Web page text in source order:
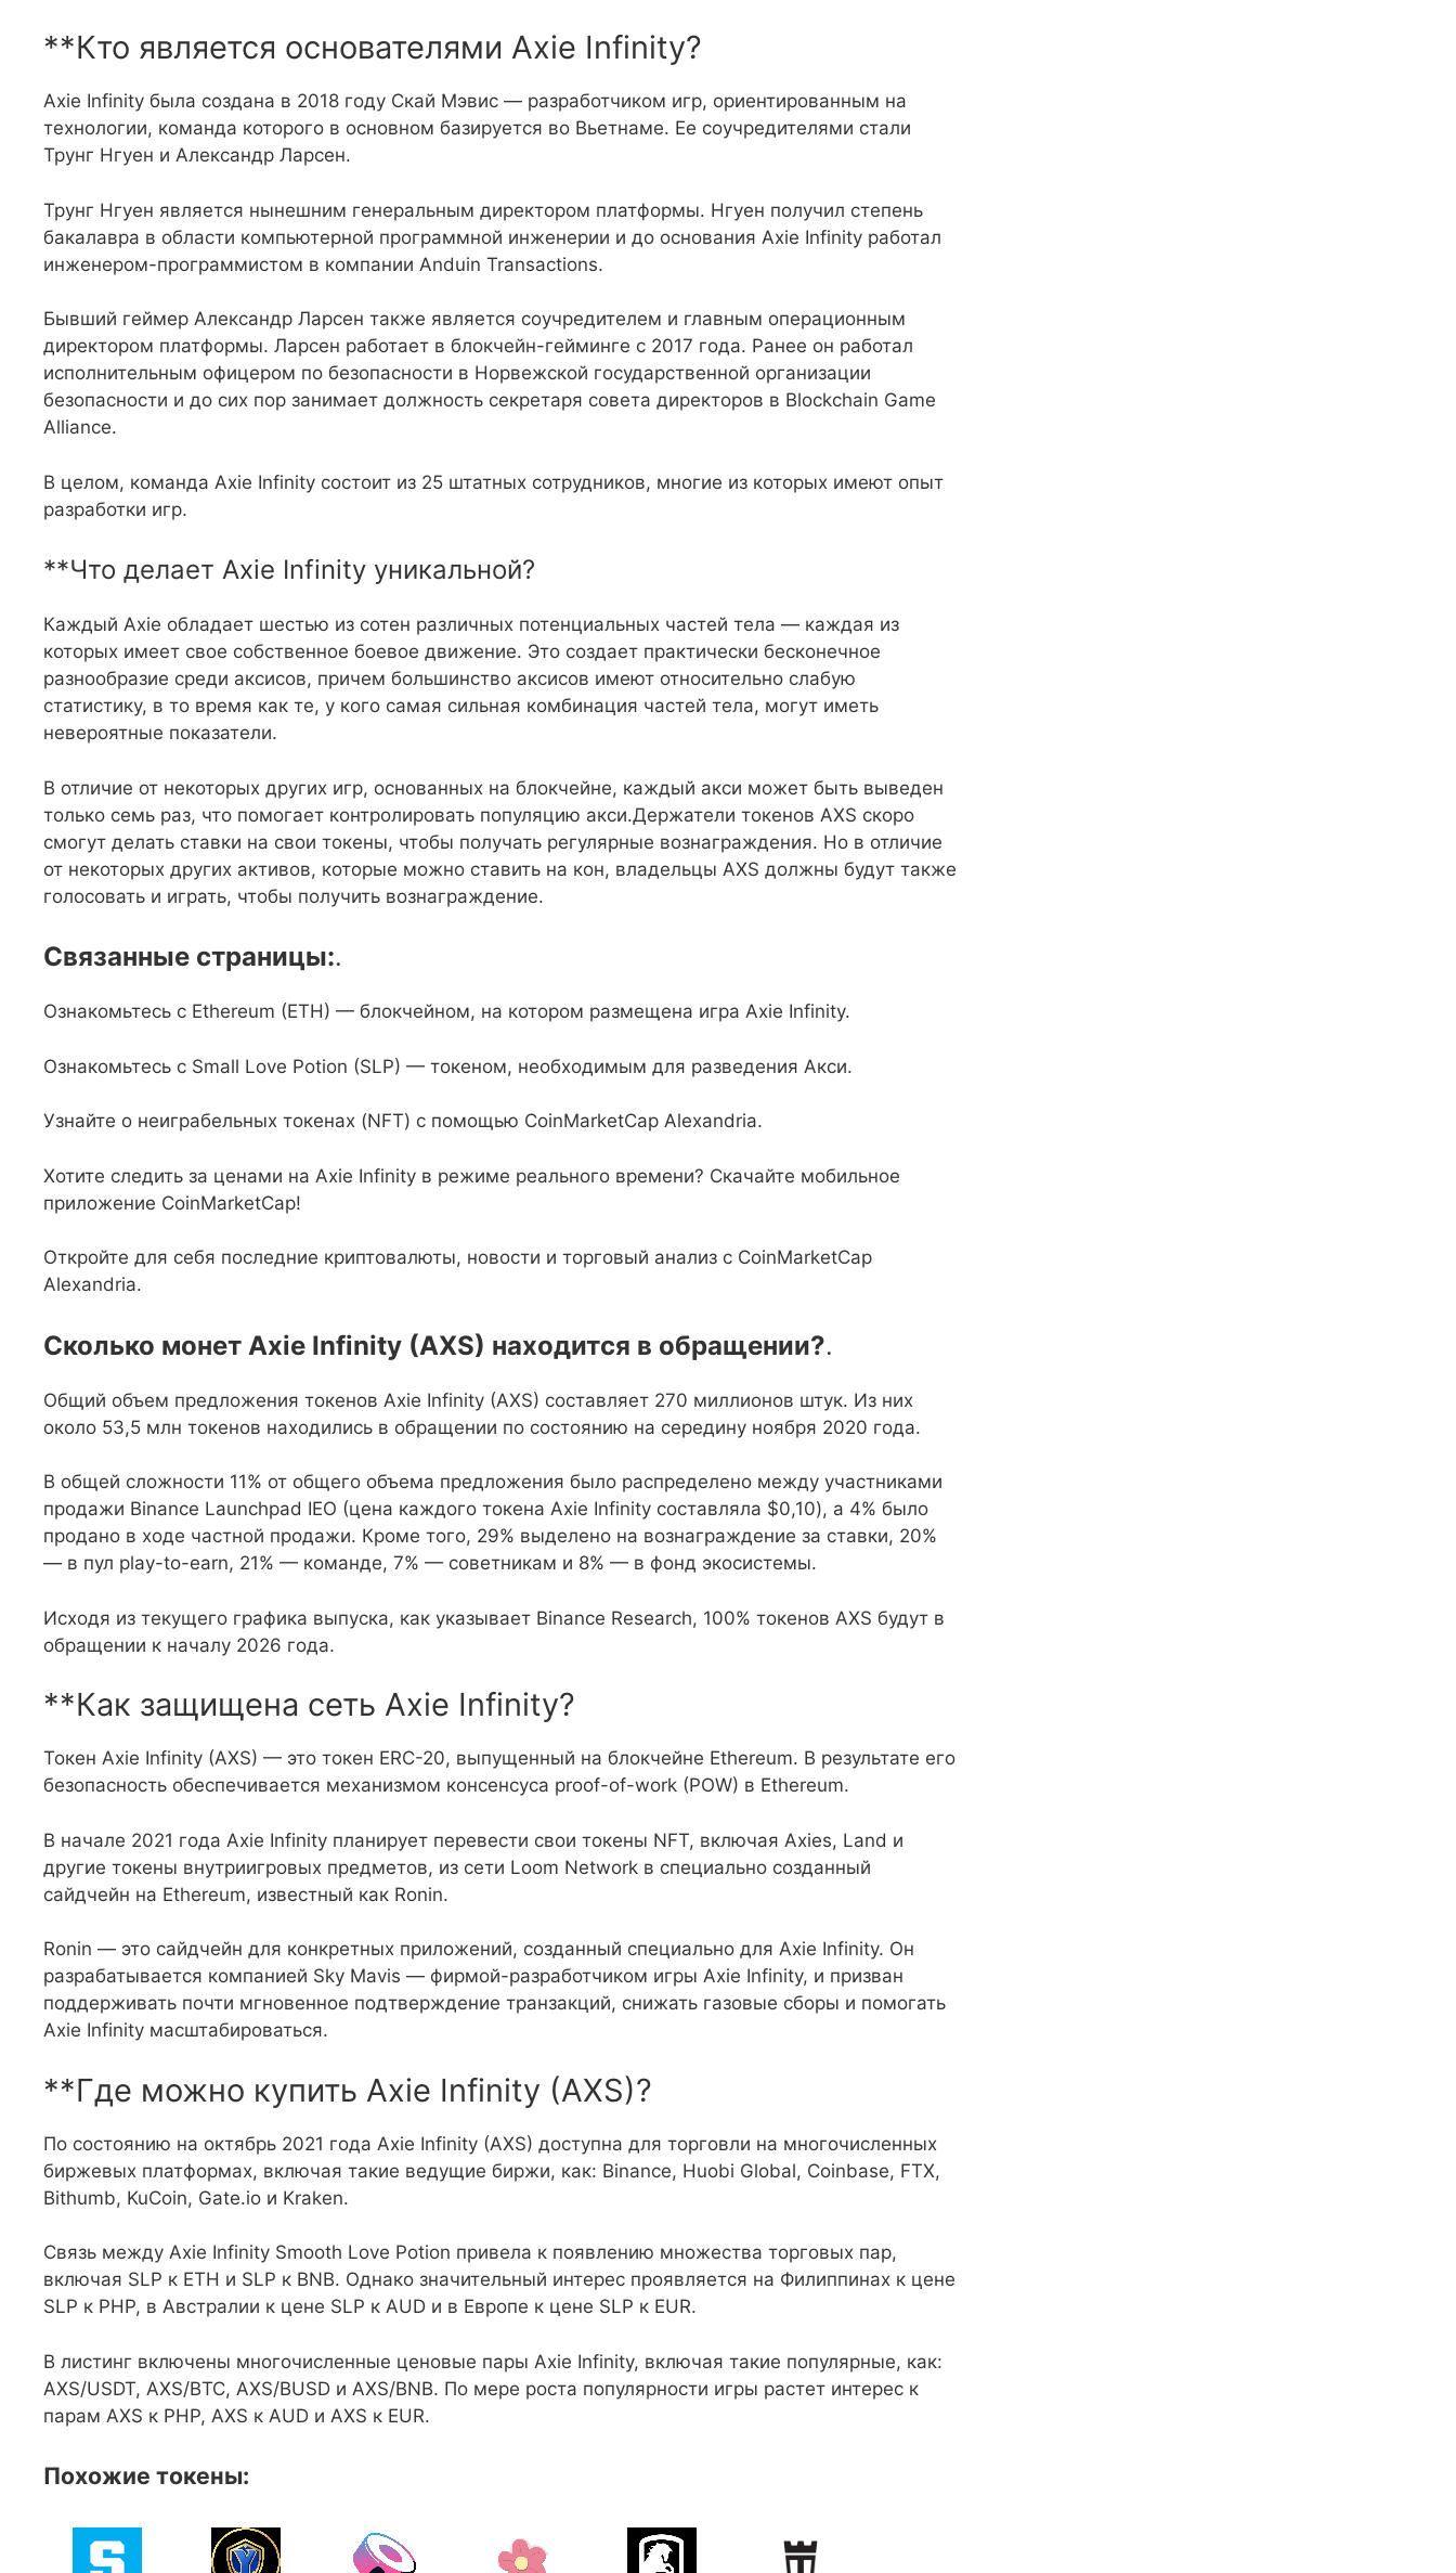
**Кто является основателями Axie Infinity?
Axie Infinity была создана в 2018 году Скай Мэвис — разработчиком игр, ориентированным на
технологии, команда которого в основном базируется во Вьетнаме. Ее соучредителями стали
Трунг Нгуен и Александр Ларсен.
Трунг Нгуен является нынешним генеральным директором платформы. Нгуен получил степень
бакалавра в области компьютерной программной инженерии и до основания Axie Infinity работал
инженером-программистом в компании Anduin Transactions.
Бывший геймер Александр Ларсен также является соучредителем и главным операционным
директором платформы. Ларсен работает в блокчейн-гейминге с 2017 года. Ранее он работал
исполнительным офицером по безопасности в Норвежской государственной организации
безопасности и до сих пор занимает должность секретаря совета директоров в Blockchain Game
Alliance.
В целом, команда Axie Infinity состоит из 25 штатных сотрудников, многие из которых имеют опыт
разработки игр.
**Что делает Axie Infinity уникальной?
Каждый Axie обладает шестью из сотен различных потенциальных частей тела — каждая из
которых имеет свое собственное боевое движение. Это создает практически бесконечное
разнообразие среди аксисов, причем большинство аксисов имеют относительно слабую
статистику, в то время как те, у кого самая сильная комбинация частей тела, могут иметь
невероятные показатели.
В отличие от некоторых других игр, основанных на блокчейне, каждый акси может быть выведен
только семь раз, что помогает контролировать популяцию акси.Держатели токенов AXS скоро
смогут делать ставки на свои токены, чтобы получать регулярные вознаграждения. Но в отличие
от некоторых других активов, которые можно ставить на кон, владельцы AXS должны будут также
голосовать и играть, чтобы получить вознаграждение.
Связанные страницы:.
Ознакомьтесь с Ethereum (ETH) — блокчейном, на котором размещена игра Axie Infinity.
Ознакомьтесь с Small Love Potion (SLP) — токеном, необходимым для разведения Акси.
Узнайте о неиграбельных токенах (NFT) с помощью CoinMarketCap Alexandria.
Хотите следить за ценами на Axie Infinity в режиме реального времени? Скачайте мобильное
приложение CoinMarketCap!
Откройте для себя последние криптовалюты, новости и торговый анализ с CoinMarketCap
Alexandria.
Сколько монет Axie Infinity (AXS) находится в обращении?.
Общий объем предложения токенов Axie Infinity (AXS) составляет 270 миллионов штук. Из них
около 53,5 млн токенов находились в обращении по состоянию на середину ноября 2020 года.
В общей сложности 11% от общего объема предложения было распределено между участниками
продажи Binance Launchpad IEO (цена каждого токена Axie Infinity составляла $0,10), а 4% было
продано в ходе частной продажи. Кроме того, 29% выделено на вознаграждение за ставки, 20%
— в пул play-to-earn, 21% — команде, 7% — советникам и 8% — в фонд экосистемы.
Исходя из текущего графика выпуска, как указывает Binance Research, 100% токенов AXS будут в
обращении к началу 2026 года.
**Как защищена сеть Axie Infinity?
Токен Axie Infinity (AXS) — это токен ERC-20, выпущенный на блокчейне Ethereum. В результате его
безопасность обеспечивается механизмом консенсуса proof-of-work (POW) в Ethereum.
В начале 2021 года Axie Infinity планирует перевести свои токены NFT, включая Axies, Land и
другие токены внутриигровых предметов, из сети Loom Network в специально созданный
сайдчейн на Ethereum, известный как Ronin.
Ronin — это сайдчейн для конкретных приложений, созданный специально для Axie Infinity. Он
разрабатывается компанией Sky Mavis — фирмой-разработчиком игры Axie Infinity, и призван
поддерживать почти мгновенное подтверждение транзакций, снижать газовые сборы и помогать
Axie Infinity масштабироваться.
**Где можно купить Axie Infinity (AXS)?
По состоянию на октябрь 2021 года Axie Infinity (AXS) доступна для торговли на многочисленных
биржевых платформах, включая такие ведущие биржи, как: Binance, Huobi Global, Coinbase, FTX,
Bithumb, KuCoin, Gate.io и Kraken.
Связь между Axie Infinity Smooth Love Potion привела к появлению множества торговых пар,
включая SLP к ETH и SLP к BNB. Однако значительный интерес проявляется на Филиппинах к цене
SLP к PHP, в Австралии к цене SLP к AUD и в Европе к цене SLP к EUR.
В листинг включены многочисленные ценовые пары Axie Infinity, включая такие популярные, как:
AXS/USDT, AXS/BTC, AXS/BUSD и AXS/BNB. По мере роста популярности игры растет интерес к
парам AXS к PHP, AXS к AUD и AXS к EUR.
Похожие токены: